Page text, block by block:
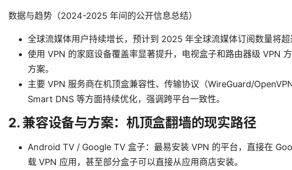
数据与趋势（2024-2025 年间的公开信息总结）
全球流媒体用户持续增长，预计到 2025 年全球流媒体订阅数量将
使用 VPN 的家庭设备覆盖率显著提升，电视盒子和路由器级 VPN
方案。
主要 VPN 服务商在机顶盒兼容性、传输协议（WireGuard/
Smart DNS 等方面持续优化，强调跨平台一致性。
2. 兼容设备与方案：机顶盒翻墙的现实路径
Android TV / Google TV 盒子：最易安装 VPN 的平台，直接在
载 VPN 应用，甚至部分盒子可以直接从应用商店安装。